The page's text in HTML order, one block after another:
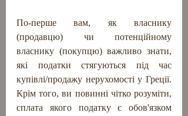
По-перше вам, як власнику
(продавцю) чи потенційному
власнику (покупцю) важливо знати,
які податки стягуються під час
купівлі/продажу нерухомості у Греції.
Крім того, ви повинні чітко розуміти,
сплата якого податку є обов'язком